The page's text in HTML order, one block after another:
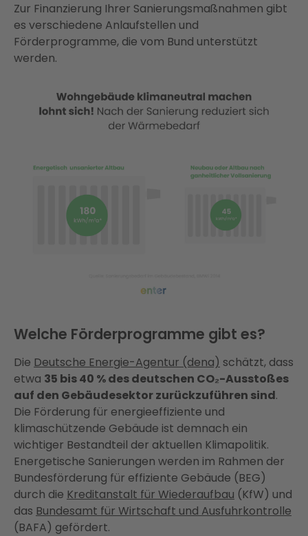
Zur Finanzierung Ihrer Sanierungsmaßnahmen gibt
es verschiedene Anlaufstellen und
Förderprogramme, die vom Bund unterstützt
werden.
Welche Förderprogramme gibt es?
Die Deutsche Energie-Agentur (dena) schätzt, dass
etwa 35 bis 40 % des deutschen CO₂-Ausstoßes
auf den Gebäudesektor zurückzuführen sind.
Die Förderung für energieeffiziente und
klimaschützende Gebäude ist demnach ein
wichtiger Bestandteil der aktuellen Klimapolitik.
Energetische Sanierungen werden im Rahmen der
Bundesförderung für effiziente Gebäude (BEG)
durch die Kreditanstalt für Wiederaufbau (KfW) und
das Bundesamt für Wirtschaft und Ausfuhrkontrolle
(BAFA) gefördert.